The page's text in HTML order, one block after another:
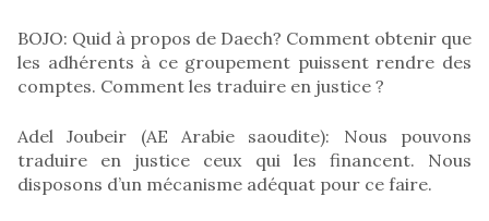
BOJO: Quid à propos de Daech? Comment obtenir que
les adhérents à ce groupement puissent rendre des
comptes. Comment les traduire en justice ?
Adel Joubeir (AE Arabie saoudite): Nous pouvons
traduire en justice ceux qui les financent. Nous
disposons d’un mécanisme adéquat pour ce faire.